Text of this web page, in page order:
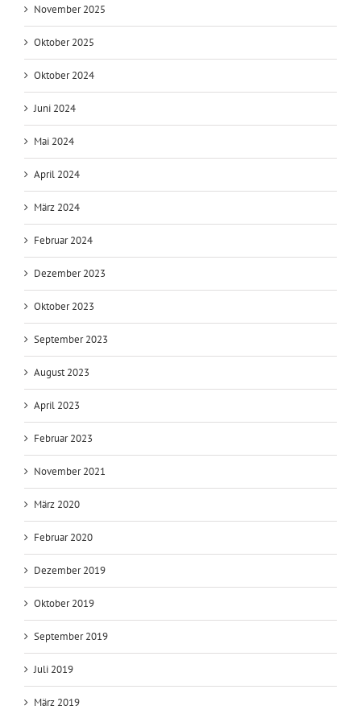
Februar 2026
November 2025
Oktober 2025
Oktober 2024
Juni 2024
Mai 2024
April 2024
März 2024
Februar 2024
Dezember 2023
Oktober 2023
September 2023
August 2023
April 2023
Februar 2023
November 2021
März 2020
Februar 2020
Dezember 2019
Oktober 2019
September 2019